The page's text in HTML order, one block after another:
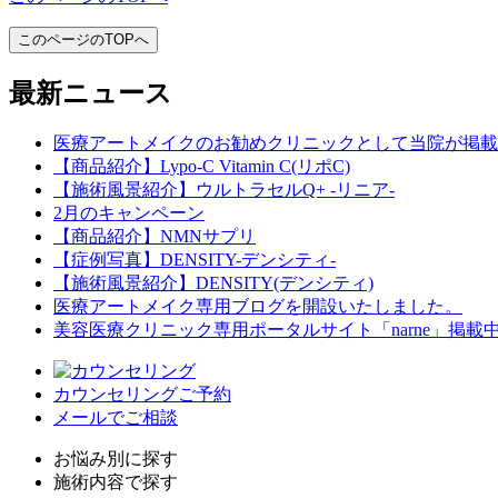
このページのTOPへ
最新ニュース
医療アートメイクのお勧めクリニックとして当院が掲載
【商品紹介】Lypo-C Vitamin C(リポC)
【施術風景紹介】ウルトラセルQ+ -リニア-
2月のキャンペーン
【商品紹介】NMNサプリ
【症例写真】DENSITY-デンシティ-
【施術風景紹介】DENSITY(デンシティ)
医療アートメイク専用ブログを開設いたしました。
美容医療クリニック専用ポータルサイト「narne」掲載中
カウンセリングご予約
メールでご相談
お悩み別に探す
施術内容で探す